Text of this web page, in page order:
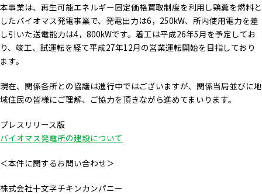
本事業は、再生可能エネルギー固定価格買取制度を利用し鶏糞を燃料と
したバイオマス発電事業で、発電出力は6，250kW、所内使用電力を差
し引いた送電能力は4，800kWです。着工は平成26年5月を予定してお
り、竣工、試運転を経て平成27年12月の営業運転開始を目指しており
ます。
現在、関係各所との協議は進行中ではございますが、関係当局並びに地
域住民の皆様にご理解、ご協力を頂きながら進めてまいります。
プレスリリース版
バイオマス発電所の建設について
＜本件に関するお問い合わせ＞
株式会社十文字チキンカンパニー